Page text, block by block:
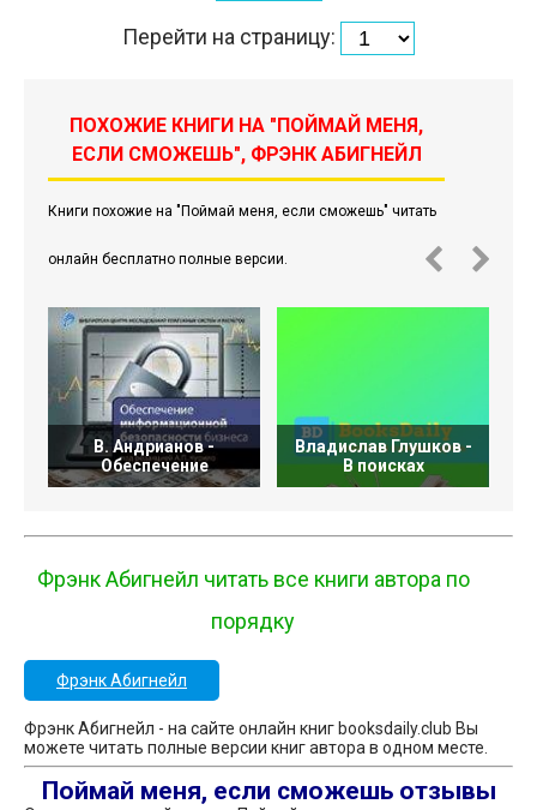
Перейти на страницу:
ПОХОЖИЕ КНИГИ НА "ПОЙМАЙ МЕНЯ,
ЕСЛИ СМОЖЕШЬ", ФРЭНК АБИГНЕЙЛ
Книги похожие на "Поймай меня, если сможешь" читать
онлайн бесплатно полные версии.
В. Андрианов -
Обеспечение
Владислав Глушков -
В поисках
Фрэнк Абигнейл читать все книги автора по
порядку
Фрэнк Абигнейл
Фрэнк Абигнейл - на сайте онлайн книг booksdaily.club Вы
можете читать полные версии книг автора в одном месте.
Поймай меня, если сможешь отзывы